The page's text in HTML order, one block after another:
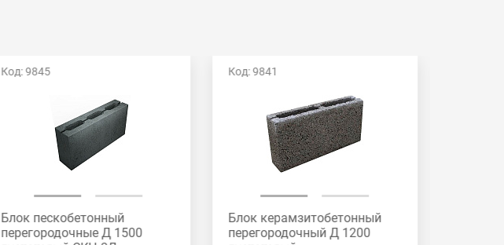
Код: 9845
Блок пескобетонный
перегородочные Д 1500
Код: 9841
Блок керамзитобетонный
перегородочный Д 1200